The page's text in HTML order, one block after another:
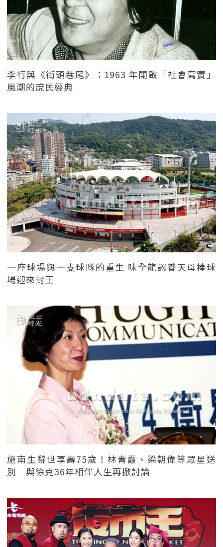
李行與《街頭巷尾》：1963 年開啟「社會寫實」
風潮的庶民經典
一座球場與一支球隊的重生 味全龍認養天母棒球
場迎來封王
施南生辭世享壽75歲！林青霞、梁朝偉等眾星送
別 與徐克36年相伴人生再掀討論